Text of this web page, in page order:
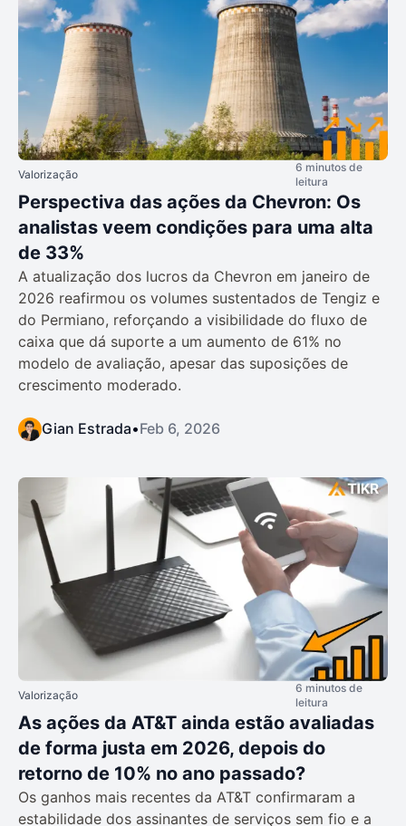
Valorização
6 minutos de
leitura
Perspectiva das ações da Chevron: Os
analistas veem condições para uma alta
de 33%
A atualização dos lucros da Chevron em janeiro de
2026 reafirmou os volumes sustentados de Tengiz e
do Permiano, reforçando a visibilidade do fluxo de
caixa que dá suporte a um aumento de 61% no
modelo de avaliação, apesar das suposições de
crescimento moderado.
Gian Estrada•Feb 6, 2026
Valorização
6 minutos de
leitura
As ações da AT&T ainda estão avaliadas
de forma justa em 2026, depois do
retorno de 10% no ano passado?
Os ganhos mais recentes da AT&T confirmaram a
estabilidade dos assinantes de serviços sem fio e a